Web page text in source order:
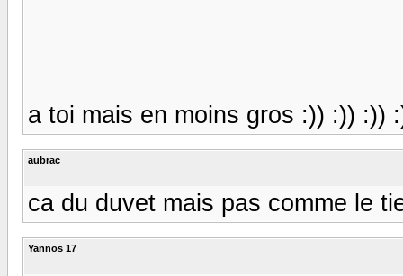
a toi mais en moins gros :)) :)) :))
aubrac
ca du duvet mais pas comme le
Yannos 17